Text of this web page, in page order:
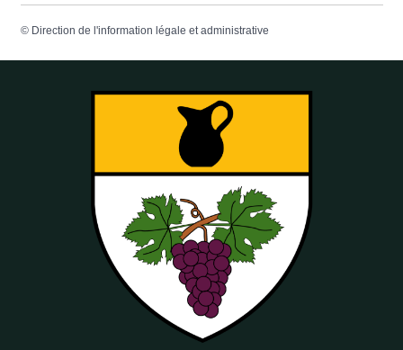
© Direction de l'information légale et administrative